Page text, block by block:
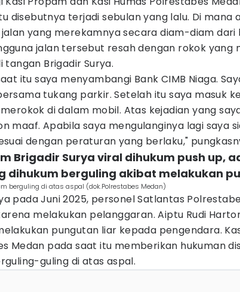
disebutnya terjadi sebulan yang lalu. Di mana
yang merekamnya secara diam-diam dari
jalan tersebut resah dengan rokok yang
tangan Brigadir Surya.
itu saya menyambangi Bank CIMB Niaga.
tukang parkir. Setelah itu saya masuk
di dalam mobil. Atas kejadian yang
maaf. Apabila saya mengulanginya lagi saya
dengan peraturan yang berlaku,"
Brigadir Surya viral dihukum push up,
dihukum berguling akibat melakukan
berguling di atas aspal (dok.Polrestabes Medan)
pada Juni 2025, personel Satlantas
melakukan pelanggaran. Aiptu Rudi
pungutan liar kepada pengendara.
Medan pada saat itu memberikan hukuman
guling di atas aspal.